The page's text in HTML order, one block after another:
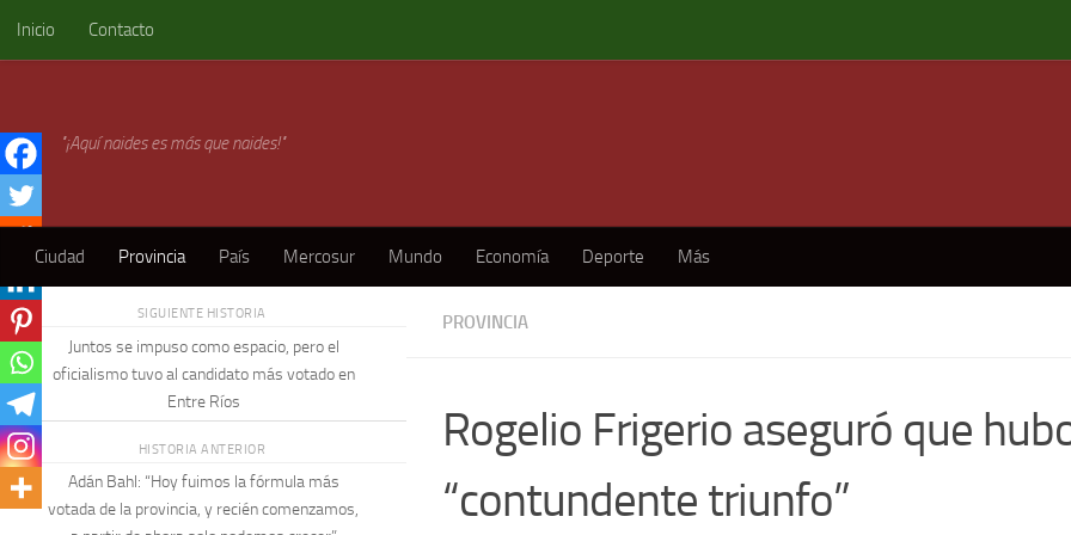
Skip to content
Inicio Contacto
"¡Aquí naides es más que naides!"
Ciudad Provincia País Mercosur Mundo Economía Deporte Más
PROVINCIA
Rogelio Frigerio aseguró que
“contundente triunfo”
SIGUIENTE HISTORIA
Juntos se impuso como espacio, pero el
oficialismo tuvo al candidato más votado en
Entre Ríos
HISTORIA ANTERIOR
Adán Bahl: “Hoy fuimos la fórmula más
votada de la provincia, y recién comenzamos,